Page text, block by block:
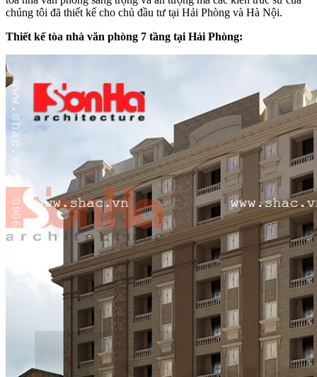
chúng tôi đã thiết kế cho chủ đầu tư tại Hải Phòng và Hà Nội.
Thiết kế tòa nhà văn phòng 7 tầng tại Hải Phòng: